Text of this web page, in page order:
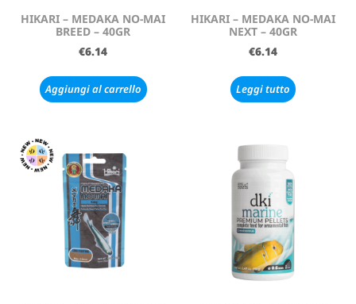
HIKARI – MEDAKA NO-MAI
BREED – 40GR
€6.14
Aggiungi al carrello
HIKARI – MEDAKA NO-MAI
NEXT – 40GR
€6.14
Leggi tutto